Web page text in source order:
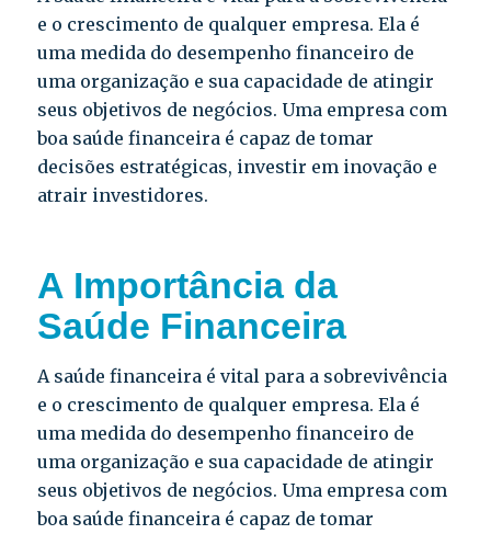
e o crescimento de qualquer empresa. Ela é
uma medida do desempenho financeiro de
uma organização e sua capacidade de atingir
seus objetivos de negócios. Uma empresa com
boa saúde financeira é capaz de tomar
decisões estratégicas, investir em inovação e
atrair investidores.
A Importância da
Saúde Financeira
A saúde financeira é vital para a sobrevivência
e o crescimento de qualquer empresa. Ela é
uma medida do desempenho financeiro de
uma organização e sua capacidade de atingir
seus objetivos de negócios. Uma empresa com
boa saúde financeira é capaz de tomar